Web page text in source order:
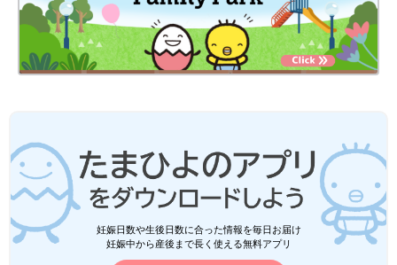
妊娠日数や生後日数に合った情報を毎日お届け
妊娠中から産後まで長く使える無料アプリ